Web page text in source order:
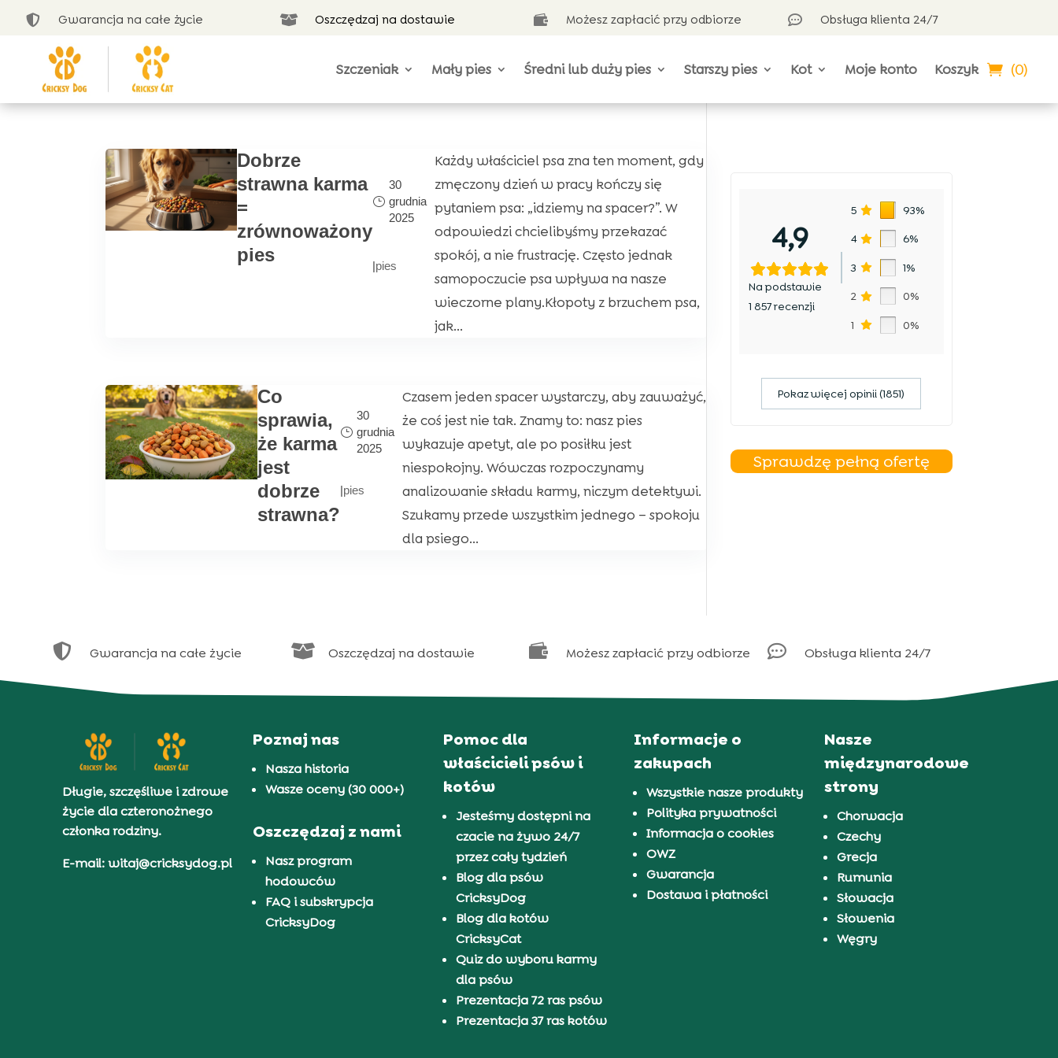
 Gwarancja na całe życie  Oszczędzaj na dostawie  Możesz zapłacić przy odbiorze  Obsługa klienta 24/7
Szczeniak Mały pies Średni lub duży pies Starszy pies Kot Moje konto Koszyk (0)
Dobrze
strawna karma
=
zrównoważony
pies
30
grudnia
2025
|pies
Każdy właściciel psa zna ten moment, gdy
zmęczony dzień w pracy kończy się
pytaniem psa: „idziemy na spacer?”. W
odpowiedzi chcielibyśmy przekazać
spokój, a nie frustrację. Często jednak
samopoczucie psa wpływa na nasze
wieczorne plany.Kłopoty z brzuchem psa,
jak...
Co
sprawia,
że karma
jest
dobrze
strawna?
30
grudnia
2025
|pies
Czasem jeden spacer wystarczy, aby zauważyć,
że coś jest nie tak. Znamy to: nasz pies
wykazuje apetyt, ale po posiłku jest
niespokojny. Wówczas rozpoczynamy
analizowanie składu karmy, niczym detektywi.
Szukamy przede wszystkim jednego – spokoju
dla psiego...
4,9
Na podstawie
1 857 recenzji
5 93%
4 6%
3 1%
2 0%
1 0%
Pokaz więcej opinii (1851)
Sprawdzę pełną ofertę
 Gwarancja na całe życie  Oszczędzaj na dostawie  Możesz zapłacić przy odbiorze  Obsługa klienta 24/7
Długie, szczęśliwe i zdrowe
życie dla czteronożnego
członka rodziny.
E-mail: witaj@cricksydog.pl
Poznaj nas
Nasza historia
Wasze oceny (30 000+)
Oszczędzaj z nami
Nasz program
hodowców
FAQ i subskrypcja
CricksyDog
Pomoc dla
właścicieli psów i
kotów
Jesteśmy dostępni na
czacie na żywo 24/7
przez cały tydzień
Blog dla psów
CricksyDog
Blog dla kotów
CricksyCat
Quiz do wyboru karmy
dla psów
Prezentacja 72 ras psów
Prezentacja 37 ras kotów
Informacje o
zakupach
Wszystkie nasze produkty
Polityka prywatności
Informacja o cookies
OWZ
Gwarancja
Dostawa i płatności
Nasze
międzynarodowe
strony
Chorwacja
Czechy
Grecja
Rumunia
Słowacja
Słowenia
Węgry